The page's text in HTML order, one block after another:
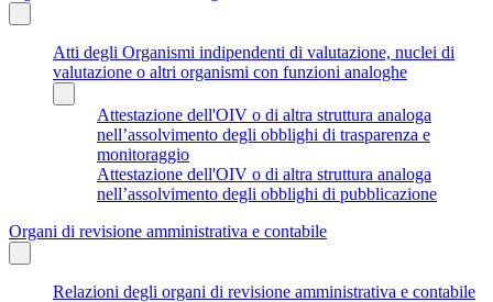
Atti degli Organismi indipendenti di valutazione, nuclei di
valutazione o altri organismi con funzioni analoghe
Attestazione dell'OIV o di altra struttura analoga
nell’assolvimento degli obblighi di trasparenza e
monitoraggio
Attestazione dell'OIV o di altra struttura analoga
nell’assolvimento degli obblighi di pubblicazione
Organi di revisione amministrativa e contabile
Relazioni degli organi di revisione amministrativa e contabile